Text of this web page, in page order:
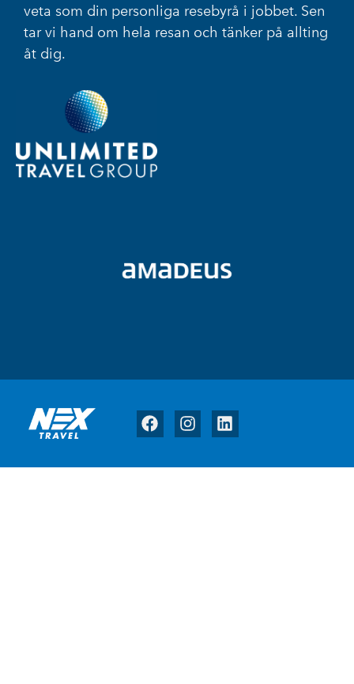
veta som din personliga resebyrå i jobbet. Sen
tar vi hand om hela resan och tänker på allting
åt dig.